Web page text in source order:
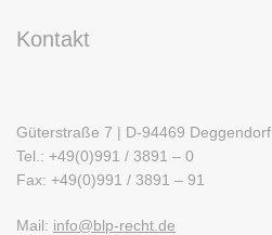
Kontakt
Güterstraße 7 | D-94469 Deggendorf
Tel.: +49(0)991 / 3891 – 0
Fax: +49(0)991 / 3891 – 91
Mail: info@blp-recht.de